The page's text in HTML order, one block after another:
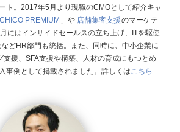
ト。 2017年5月より現職のCMOとして紹介キャ
PREMIUM 」や 店舗集客支援のマーケテ
にはインサイドセールスの立ち上げ、ITを駆使
どHR部門も統括。また、同時に、中小企業に
支援、SFA支援や構築、人材の育成にもつとめ
事例として掲載されました。詳しくはこちら